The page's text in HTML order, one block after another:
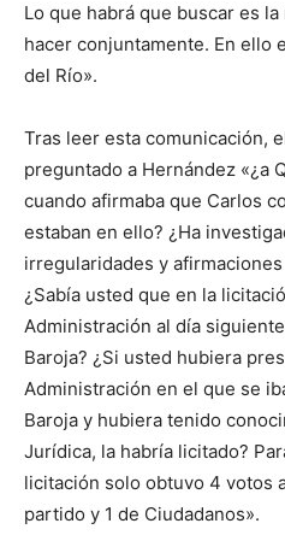
Lo que habrá que buscar es
hacer conjuntamente. En ello
del Río».
Tras leer esta comunicación,
preguntado a Hernández «¿a
cuando afirmaba que Carlos
estaban en ello? ¿Ha
irregularidades y
¿Sabía usted que en la
Administración al día
Baroja? ¿Si usted hubiera
Administración en el que se
Baroja y hubiera tenido
Jurídica, la habría licitado?
licitación solo obtuvo 4 votos
partido y 1 de Ciudadanos».